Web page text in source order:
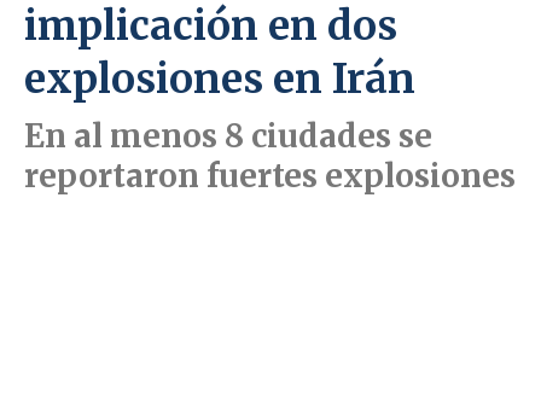
implicación en dos
explosiones en Irán
En al menos 8 ciudades se
reportaron fuertes explosiones